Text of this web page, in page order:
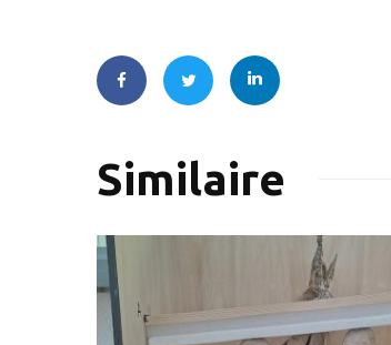
Similaire